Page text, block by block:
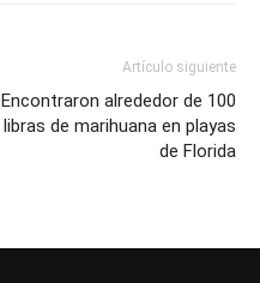
Artículo siguiente
Encontraron alrededor de 100
libras de marihuana en playas
de Florida